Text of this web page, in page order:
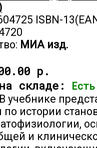
ISBN-
МИА изд.
р.
складе:
учебнике
истории
и